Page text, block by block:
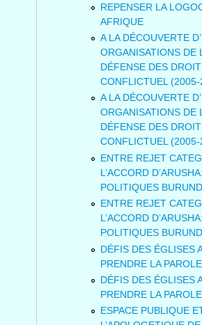
REPENSER LA
AFRIQUE
A LA DÉCOUVERTE
ORGANISATIONS DE
DÉFENSE DES
CONFLICTUEL
A LA DÉCOUVERTE
ORGANISATIONS DE
DÉFENSE DES
CONFLICTUEL
ENTRE REJET
L’ACCORD
POLITIQUES
ENTRE REJET
L’ACCORD
POLITIQUES
DÉFIS DES ÉGLISES
PRENDRE LA
DÉFIS DES ÉGLISES
PRENDRE LA
ESPACE PUBLIQUE